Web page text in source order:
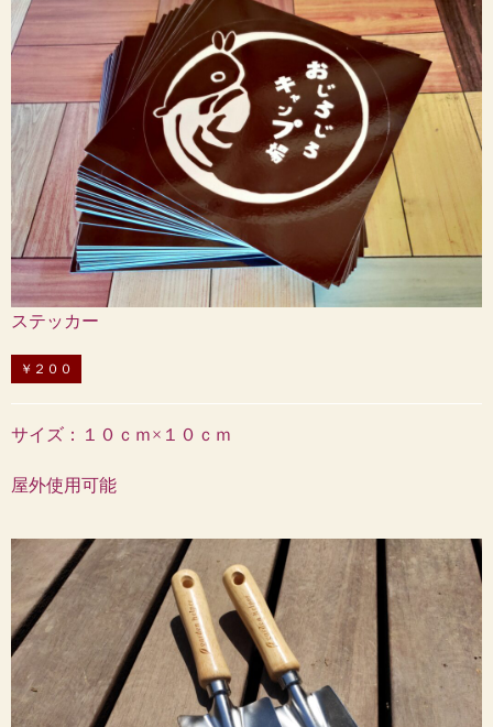
ステッカー
￥２００
サイズ：１０ｃｍ×１０ｃｍ
屋外使用可能